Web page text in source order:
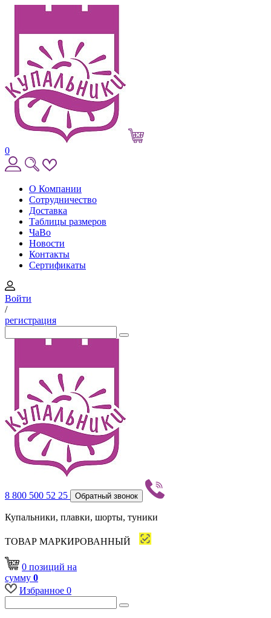
0
О Компании
Сотрудничество
Доставка
Таблицы размеров
ЧаВо
Новости
Контакты
Сертификаты
Войти
/
регистрация
8 800 500 52 25 Обратный звонок
Купальники, плавки, шорты, туники
ТОВАР МАРКИРОВАННЫЙ
0 позиций на
сумму 0
Избранное 0